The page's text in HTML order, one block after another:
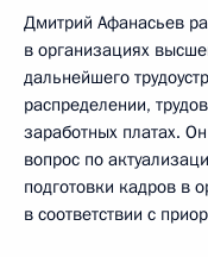
Дмитрий Афанасьев
в организациях
дальнейшего
распределении,
заработных платах.
вопрос по
подготовки кадров в
в соответствии с